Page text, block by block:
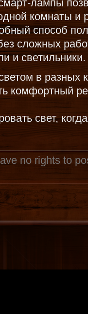
лампы
комнаты
способ
сложных
и светильники.
в разных
комфортный
свет,
no rights to